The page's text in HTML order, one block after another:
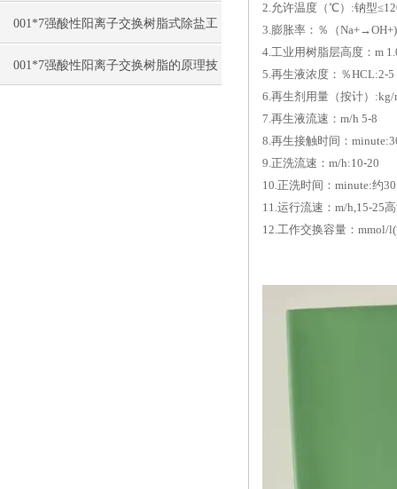
本类型
001*7强酸性阳离子交换树脂式除盐工
艺的特点
001*7强酸性阳离子交换树脂的原理技
2.允许温度（℃）:钠型
3.膨胀率：％（
4.工业用树脂层高度：m
5.再生液浓度：％HCL:2-5
6.再生剂用量（按计）:kg/
7.再生液流速：m/h 5-8
8.再生接触时间：
9.正洗流速：m/h:10-20
10.正洗时间：minute:约30
11.运行流速：m/h,15-25
12.工作交换容量：mmol/